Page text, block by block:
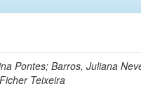
Pontes; Barros, Juliana
Teixeira